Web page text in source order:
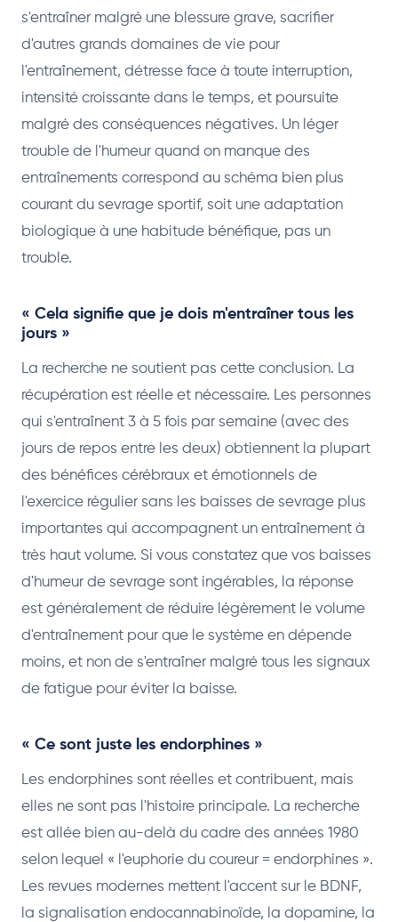
s'entraîner malgré une blessure grave, sacrifier
d'autres grands domaines de vie pour
l'entraînement, détresse face à toute interruption,
intensité croissante dans le temps, et poursuite
malgré des conséquences négatives. Un léger
trouble de l'humeur quand on manque des
entraînements correspond au schéma bien plus
courant du sevrage sportif, soit une adaptation
biologique à une habitude bénéfique, pas un
trouble.
« Cela signifie que je dois m'entraîner tous les
jours »
La recherche ne soutient pas cette conclusion. La
récupération est réelle et nécessaire. Les personnes
qui s'entraînent 3 à 5 fois par semaine (avec des
jours de repos entre les deux) obtiennent la plupart
des bénéfices cérébraux et émotionnels de
l'exercice régulier sans les baisses de sevrage plus
importantes qui accompagnent un entraînement à
très haut volume. Si vous constatez que vos baisses
d'humeur de sevrage sont ingérables, la réponse
est généralement de réduire légèrement le volume
d'entraînement pour que le système en dépende
moins, et non de s'entraîner malgré tous les signaux
de fatigue pour éviter la baisse.
« Ce sont juste les endorphines »
Les endorphines sont réelles et contribuent, mais
elles ne sont pas l'histoire principale. La recherche
est allée bien au-delà du cadre des années 1980
selon lequel « l'euphorie du coureur = endorphines ».
Les revues modernes mettent l'accent sur le BDNF,
la signalisation endocannabinoïde, la dopamine, la